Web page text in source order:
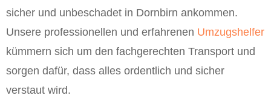
sicher und unbeschadet in Dornbirn ankommen.
Unsere professionellen und erfahrenen Umzugshelfer
kümmern sich um den fachgerechten Transport und
sorgen dafür, dass alles ordentlich und sicher
verstaut wird.